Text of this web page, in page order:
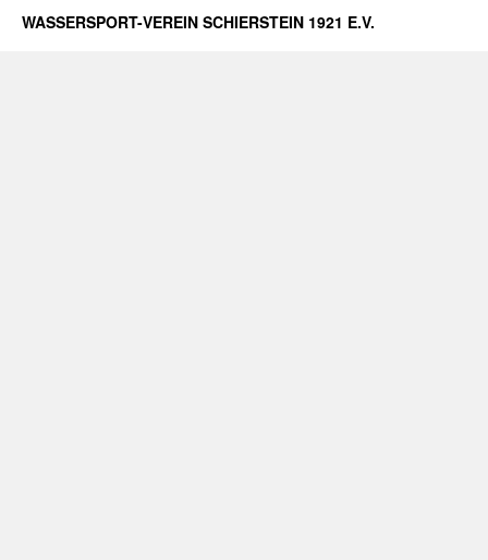
WASSERSPORT-VEREIN SCHIERSTEIN 1921 E.V.